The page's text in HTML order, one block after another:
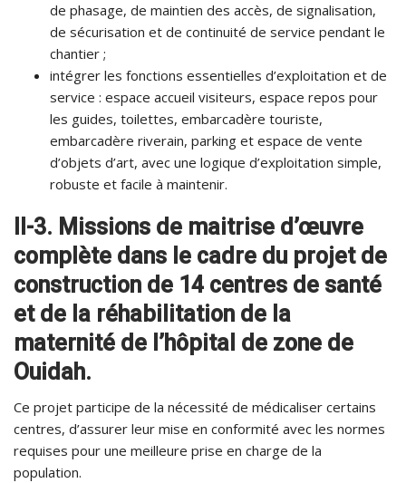
de phasage, de maintien des accès, de signalisation,
de sécurisation et de continuité de service pendant le
chantier ;
intégrer les fonctions essentielles d’exploitation et de
service : espace accueil visiteurs, espace repos pour
les guides, toilettes, embarcadère touriste,
embarcadère riverain, parking et espace de vente
d’objets d’art, avec une logique d’exploitation simple,
robuste et facile à maintenir.
II-3. Missions de maitrise d’œuvre
complète dans le cadre du projet de
construction de 14 centres de santé
et de la réhabilitation de la
maternité de l’hôpital de zone de
Ouidah.
Ce projet participe de la nécessité de médicaliser certains
centres, d’assurer leur mise en conformité avec les normes
requises pour une meilleure prise en charge de la
population.